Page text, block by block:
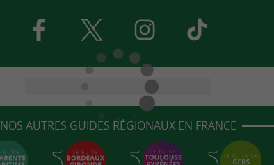
NOS AUTRES GUIDES RÉGIONAUX EN FRANCE